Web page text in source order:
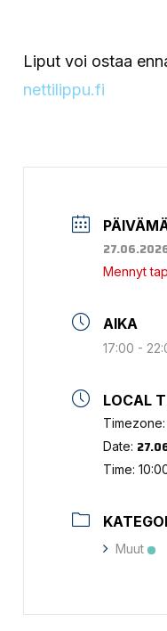
Liput voi ostaa
nettilippu.fi
Mennyt
AIKA
17:00 -
LOCAL
Date:
Time:
Muut